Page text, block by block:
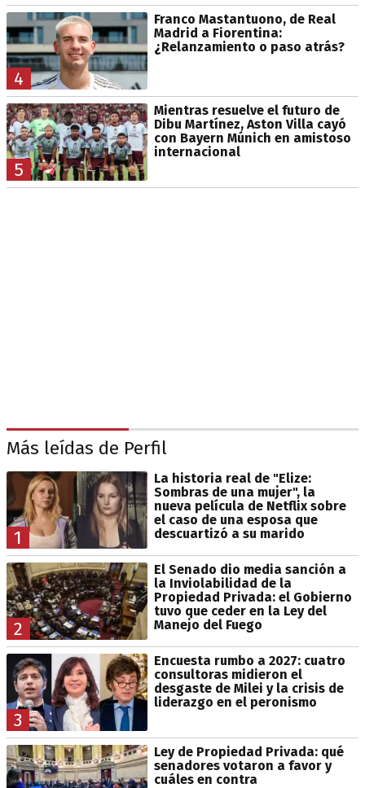
4
Franco Mastantuono, de Real
Madrid a Fiorentina:
¿Relanzamiento o paso atrás?
5
Mientras resuelve el futuro de
Dibu Martínez, Aston Villa cayó
con Bayern Múnich en amistoso
internacional
Más leídas de Perfil
1
La historia real de "Elize:
Sombras de una mujer", la
nueva película de Netflix sobre
el caso de una esposa que
descuartizó a su marido
2
El Senado dio media sanción a
la Inviolabilidad de la
Propiedad Privada: el Gobierno
tuvo que ceder en la Ley del
Manejo del Fuego
3
Encuesta rumbo a 2027: cuatro
consultoras midieron el
desgaste de Milei y la crisis de
liderazgo en el peronismo
Ley de Propiedad Privada: qué
senadores votaron a favor y
cuáles en contra